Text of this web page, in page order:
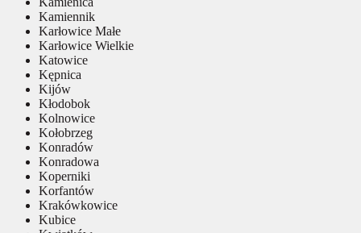
Kamiennik
Karłowice Małe
Karłowice Wielkie
Katowice
Kępnica
Kijów
Kłodobok
Kolnowice
Kołobrzeg
Konradów
Konradowa
Koperniki
Korfantów
Krakówkowice
Kubice